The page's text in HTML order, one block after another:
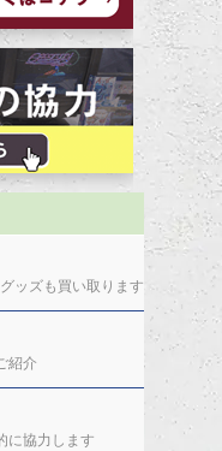
ッズも買い取ります
紹介
に協力します